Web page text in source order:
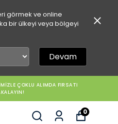
görmek ve online
bir ülkeyi veya bölgeyi
Devam
ÇOKLU ALIMDA FIRSATI
0